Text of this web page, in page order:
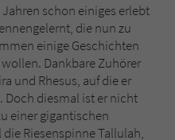
schon einiges erlebt
die nun zu
einige Geschichten
Dankbare Zuhörer
und Rhesus, auf die er
Doch diesmal ist er nicht
einer gigantischen
Riesenspinne Tallulah,